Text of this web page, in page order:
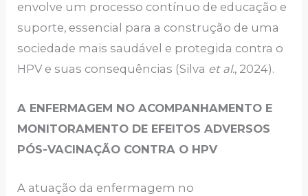
envolve um processo contínuo de educação e
suporte, essencial para a construção de uma
sociedade mais saudável e protegida contra o
HPV e suas consequências (Silva et al., 2024).
A ENFERMAGEM NO ACOMPANHAMENTO E
MONITORAMENTO DE EFEITOS ADVERSOS
PÓS-VACINAÇÃO CONTRA O HPV
A atuação da enfermagem no